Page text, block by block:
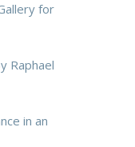
for
Raphael
in an